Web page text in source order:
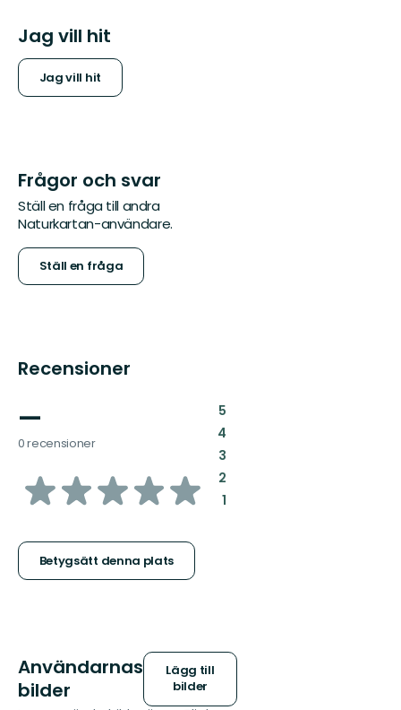
Jag vill hit
Jag vill hit
Frågor och svar
Ställ en fråga till andra
Naturkartan-användare.
Ställ en fråga
Recensioner
—
0 recensioner
av
stjärnor
Betygsätt denna plats
5:
4:
3:
2:
1:
Användarnas
bilder
Lägg till
bilder